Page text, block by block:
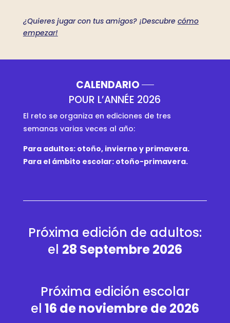
¿Quieres jugar con tus amigos? ¡Descubre cómo
empezar!
CALENDARIO
POUR L’ANNÉE 2026
El reto se organiza en ediciones de tres
semanas varias veces al año:
Para adultos: otoño, invierno y primavera.
Para el ámbito escolar: otoño-primavera.
Próxima edición de adultos:
el 28 Septembre 2026
Próxima edición escolar
el 16 de noviembre de 2026